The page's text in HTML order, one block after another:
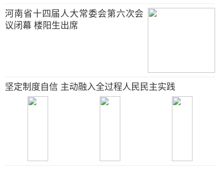
河南省十四届人大常委会第六次会
议闭幕 楼阳生出席
坚定制度自信 主动融入全过程人民民主实践